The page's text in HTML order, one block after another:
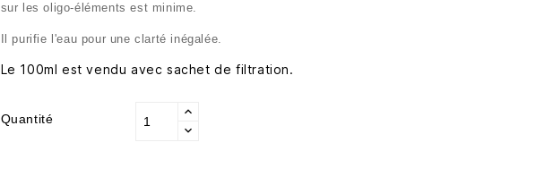
sur les oligo-éléments est minime.
Il purifie l'eau pour une clarté inégalée.
Le 100ml est vendu avec sachet de filtration.
Quantité